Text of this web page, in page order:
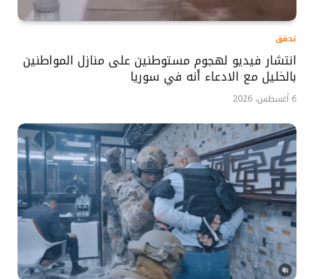
تحقق
انتشار فيديو لهجوم مستوطنين على منازل المواطنين
بالخليل مع الادعاء أنه في سوريا
6 أغسطس، 2026